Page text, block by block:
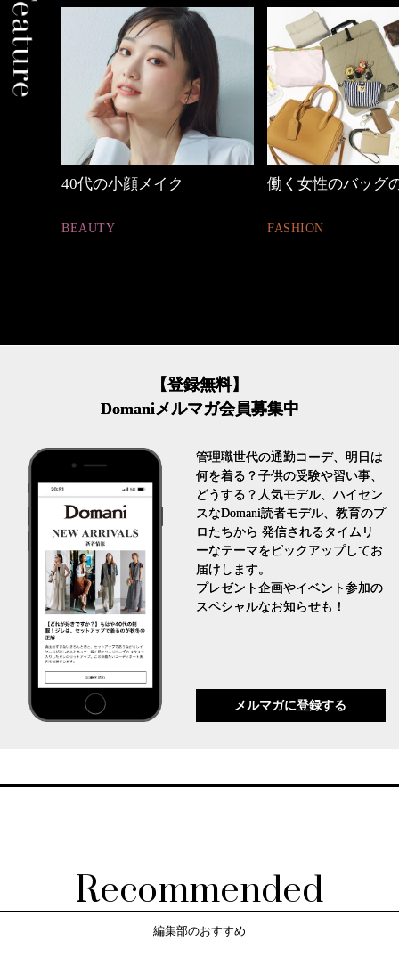
40代の小顔メイク
BEAUTY
働く女性のバッグ
FASHION
【登録無料】
Domaniメルマガ会員募集中
管理職世代の通勤コーデ、明日は
何を着る？子供の受験や習い事、
どうする？人気モデル、ハイセン
スなDomani読者モデル、教育のプ
ロたちから 発信されるタイムリ
ーなテーマをピックアップしてお
届けします。
プレゼント企画やイベント参加の
スペシャルなお知らせも！
メルマガに登録する
Recommended
編集部のおすすめ